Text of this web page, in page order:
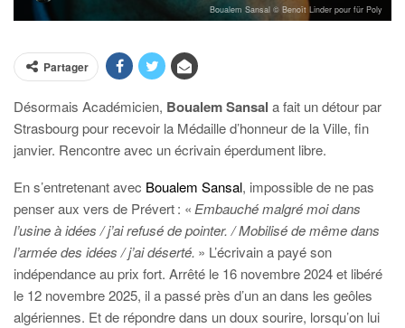
Boualem Sansal © Benoît Linder pour für Poly
Partager
Désormais Académicien, Boualem Sansal a fait un détour par
Strasbourg pour recevoir la Médaille d’honneur de la Ville, fin
janvier. Rencontre avec un écrivain éperdument libre.
En s’entretenant avec Boualem Sansal, impossible de ne pas
penser aux vers de Prévert : « Embauché malgré moi dans
l’usine à idées / j’ai refusé de pointer. / Mobilisé de même dans
l’armée des idées / j’ai déserté. » L’écrivain a payé son
indépendance au prix fort. Arrêté le 16 novembre 2024 et libéré
le 12 novembre 2025, il a passé près d’un an dans les geôles
algériennes. Et de répondre dans un doux sourire, lorsqu’on lui